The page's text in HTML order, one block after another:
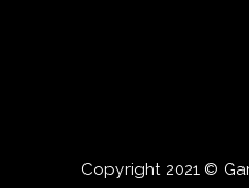
Copyright 2021 ©